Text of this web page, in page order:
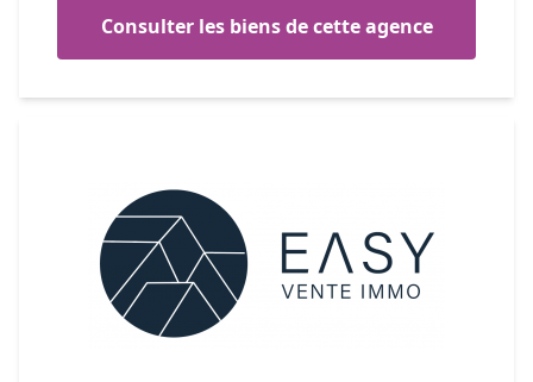
Consulter les biens de cette agence